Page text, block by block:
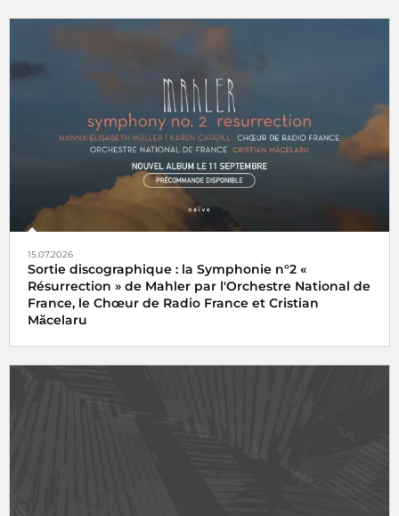
15.07.2026
Sortie discographique : la Symphonie n°2 «
Résurrection » de Mahler par l'Orchestre National de
France, le Chœur de Radio France et Cristian
Măcelaru